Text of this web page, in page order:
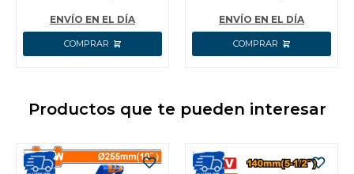
CAGLI2211
ENVÍO EN EL DÍA ENVÍO EN EL DÍA
Productos que te pueden interesar